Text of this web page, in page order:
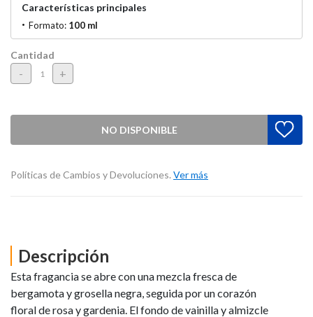
Características principales
Formato: 100 ml
Cantidad
- +
NO DISPONIBLE
Políticas de Cambios y Devoluciones. Ver más
Descripción
Esta fragancia se abre con una mezcla fresca de
bergamota y grosella negra, seguida por un corazón
floral de rosa y gardenia. El fondo de vainilla y almizcle